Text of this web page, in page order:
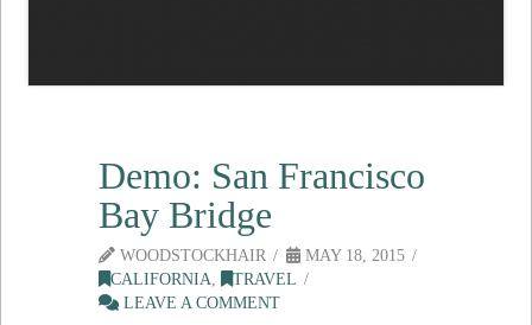
Demo: San Francisco
Bay Bridge
WOODSTOCKHAIR
MAY 18, 2015
CALIFORNIA,
TRAVEL
LEAVE A COMMENT